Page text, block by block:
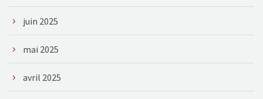
juin 2025
mai 2025
avril 2025